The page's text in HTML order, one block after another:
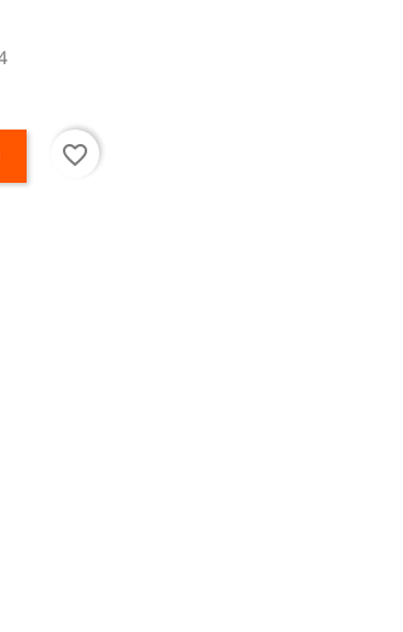
favorite_border